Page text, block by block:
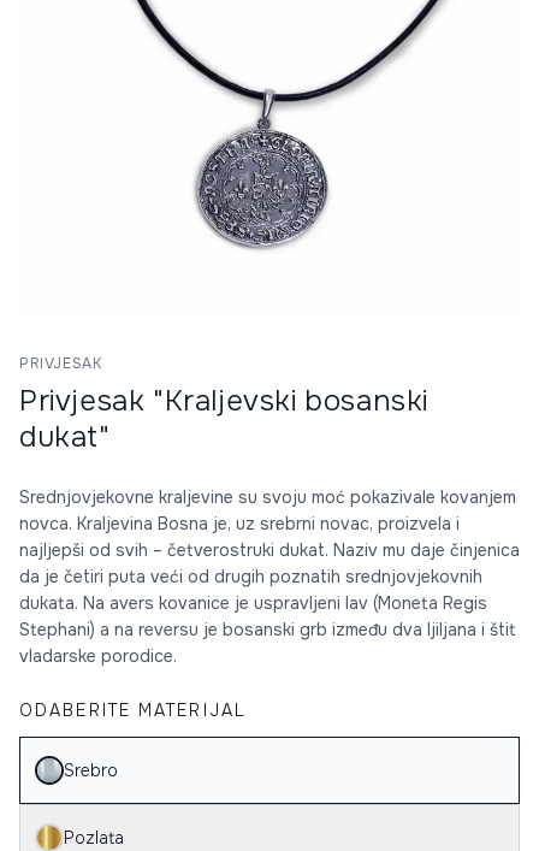
PRIVJESAK
Privjesak "Kraljevski bosanski
dukat"
Srednjovjekovne kraljevine su svoju moć pokazivale kovanjem
novca. Kraljevina Bosna je, uz srebrni novac, proizvela i
najljepši od svih – četverostruki dukat. Naziv mu daje činjenica
da je četiri puta veći od drugih poznatih srednjovjekovnih
dukata. Na avers kovanice je uspravljeni lav (Moneta Regis
Stephani) a na reversu je bosanski grb između dva ljiljana i štit
vladarske porodice.
ODABERITE MATERIJAL
Srebro
Pozlata